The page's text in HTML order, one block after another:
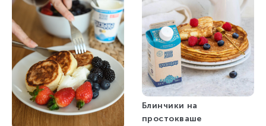
Блинчики на
простокваше